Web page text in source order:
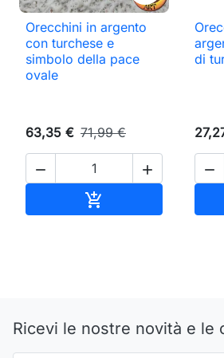
Orecchini in argento
con turchese e
simbolo della pace
ovale
63,35 € 71,99 €
 

di

Ricevi le nostre novità e le